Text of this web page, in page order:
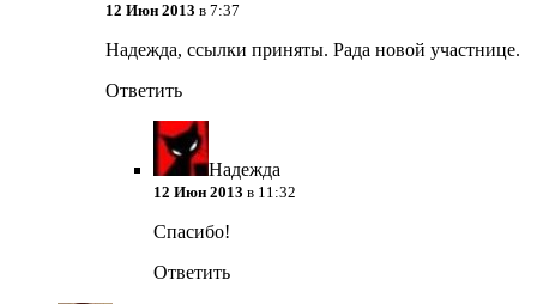
12 Июн 2013 в 7:37
Надежда, ссылки приняты. Рада новой участнице.
Ответить
Надежда
12 Июн 2013 в 11:32
Спасибо!
Ответить